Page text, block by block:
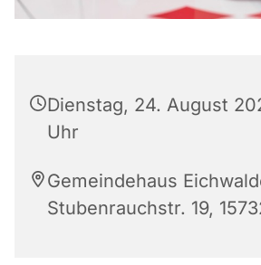
Dienstag, 24. August
Uhr
Gemeindehaus
Stubenrauchstr. 19,